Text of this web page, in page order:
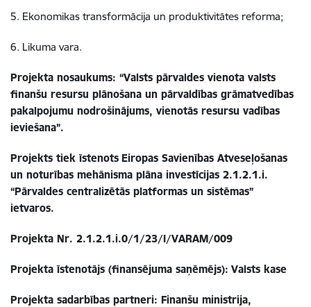
5. Ekonomikas transformācija un produktivitātes reforma;
6. Likuma vara.
Projekta nosaukums: “Valsts pārvaldes vienota valsts
finanšu resursu plānošana un pārvaldības grāmatvedības
pakalpojumu nodrošinājums, vienotās resursu vadības
ieviešana”.
Projekts tiek īstenots Eiropas Savienības Atveseļošanas
un noturības mehānisma plāna investīcijas 2.1.2.1.i.
“Pārvaldes centralizētās platformas un sistēmas”
ietvaros.
Projekta Nr. 2.1.2.1.i.0/1/23/I/VARAM/009
Projekta īstenotājs (finansējuma saņēmējs): Valsts kase
Projekta sadarbības partneri: Finanšu ministrija,